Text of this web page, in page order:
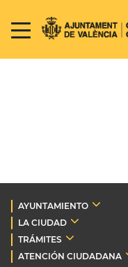
AYUNTAMIENTO
LA CIUDAD
TRÁMITES
ATENCIÓN CIUDADANA